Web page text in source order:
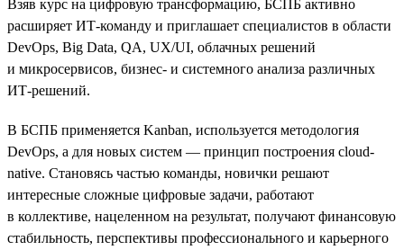
Взяв курс на цифровую трансформацию, БСПБ активно
расширяет ИТ-команду и приглашает специалистов в области
DevOps, Big Data, QA, UX/UI, облачных решений
и микросервисов, бизнес- и системного анализа различных
ИТ-решений.
В БСПБ применяется Kanban, используется методология
DevOps, а для новых систем — принцип построения cloud-
native. Становясь частью команды, новички решают
интересные сложные цифровые задачи, работают
в коллективе, нацеленном на результат, получают финансовую
стабильность, перспективы профессионального и карьерного